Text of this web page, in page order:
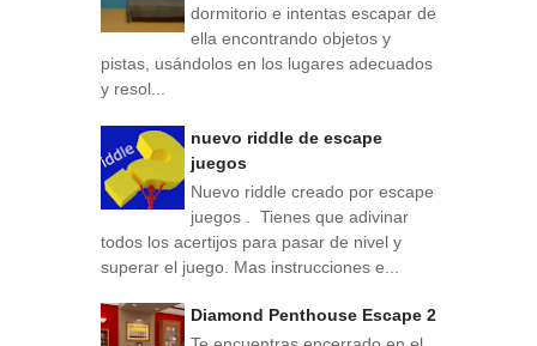
dormitorio e intentas escapar de
ella encontrando objetos y
pistas, usándolos en los lugares adecuados
y resol...
nuevo riddle de escape
juegos
Nuevo riddle creado por escape
juegos . Tienes que adivinar
todos los acertijos para pasar de nivel y
superar el juego. Mas instrucciones e...
Diamond Penthouse Escape 2